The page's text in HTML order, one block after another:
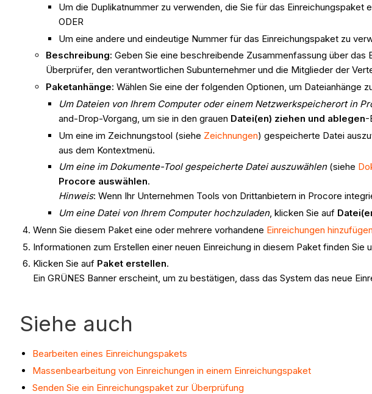
Um die Duplikatnummer zu verwenden, die Sie für das Einreichungspaket
ODER
Um eine andere und eindeutige Nummer für das Einreichungspaket zu
Beschreibung: Geben Sie eine beschreibende Zusammenfassung über
Überprüfer, den verantwortlichen Subunternehmer und die Mitglieder der
Paketanhänge: Wählen Sie eine der folgenden Optionen, um Dateianhänge
Um Dateien von Ihrem Computer oder einem Netzwerkspeicherort in
and-Drop-Vorgang, um sie in den grauen Datei(en) ziehen und ablegen-
Um eine im Zeichnungstool (siehe Zeichnungen) gespeicherte Datei
aus dem Kontextmenü.
Um eine im Dokumente-Tool gespeicherte Datei auszuwählen (siehe
Procore auswählen.
Hinweis: Wenn Ihr Unternehmen Tools von Drittanbietern in Procore
Um eine Datei von Ihrem Computer hochzuladen, klicken Sie auf
Wenn Sie diesem Paket eine oder mehrere vorhandene Einreichungen
Informationen zum Erstellen einer neuen Einreichung in diesem Paket finden Sie
Klicken Sie auf Paket erstellen.
Ein GRÜNES Banner erscheint, um zu bestätigen, dass das System das neue
Siehe auch
Bearbeiten eines Einreichungspakets
Massenbearbeitung von Einreichungen in einem Einreichungspaket
Senden Sie ein Einreichungspaket zur Überprüfung